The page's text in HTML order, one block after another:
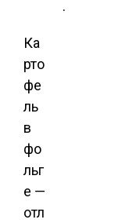
.
Ка
рто
фе
ль
в
фо
льг
е —
отл